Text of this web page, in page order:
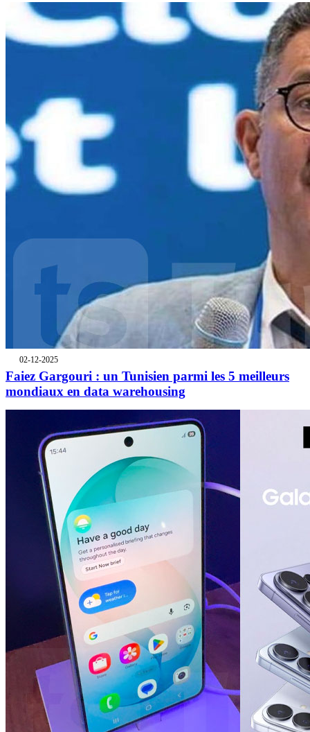
02-12-2025
Faiez Gargouri : un Tunisien parmi les 5 meilleurs
mondiaux en data warehousing